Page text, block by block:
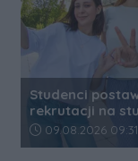
Studenci
rekrutacji na
Data dodania
09.08.2026 09:31